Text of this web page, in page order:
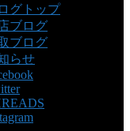
グトップ
ブログ
ブログ
らせ